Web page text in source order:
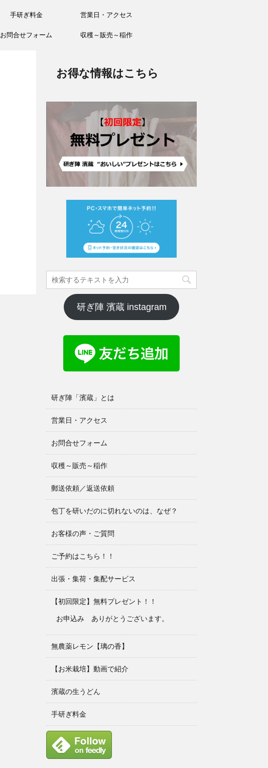
手研ぎ料金 営業日・アクセス
お問合せフォーム 収穫～販売～稲作
お得な情報はこちら
研ぎ陣 濱蔵 instagram
研ぎ陣「濱蔵」とは
営業日・アクセス
お問合せフォーム
収穫～販売～稲作
郵送依頼／返送依頼
包丁を研いだのに切れないのは、なぜ？
お客様の声・ご質問
ご予約はこちら！！
出張・集荷・集配サービス
【初回限定】無料プレゼント！！
お申込み ありがとうございます。
無農薬レモン【璃の香】
【お米栽培】動画で紹介
濱蔵の生うどん
手研ぎ料金